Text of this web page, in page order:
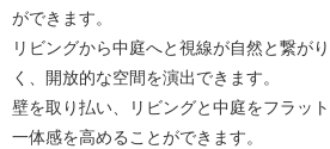
ができます。
リビングから中庭へと視線が自然と繋が
く、開放的な空間を演出できます。
壁を取り払い、リビングと中庭をフラッ
一体感を高めることができます。